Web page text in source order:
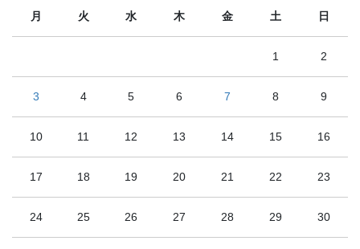
月 火 水 木 金 土 日
1 2
3 4 5 6 7 8 9
10 11 12 13 14 15 16
17 18 19 20 21 22 23
24 25 26 27 28 29 30